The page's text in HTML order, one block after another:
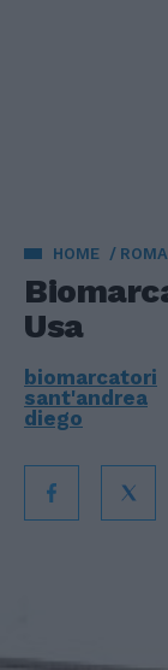
HOME
Usa
biomarcatori
sant'andrea
diego